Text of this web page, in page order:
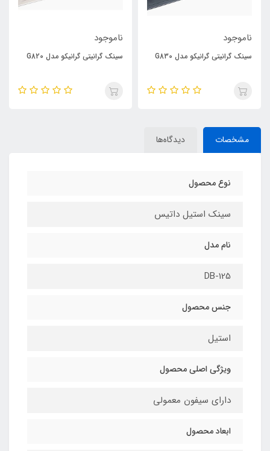
ناموجود
سینک گرانیتی گرانیکو مدل G830
ناموجود
سینک گرانیتی گرانیکو مدل G820
مشخصات دیدگاه‌ها
نوع محصول
سینک استیل داتیس
نام مدل
DB-125
جنس محصول
استیل
ویژگی اصلی محصول
دارای سیفون معمولی
ابعاد محصول